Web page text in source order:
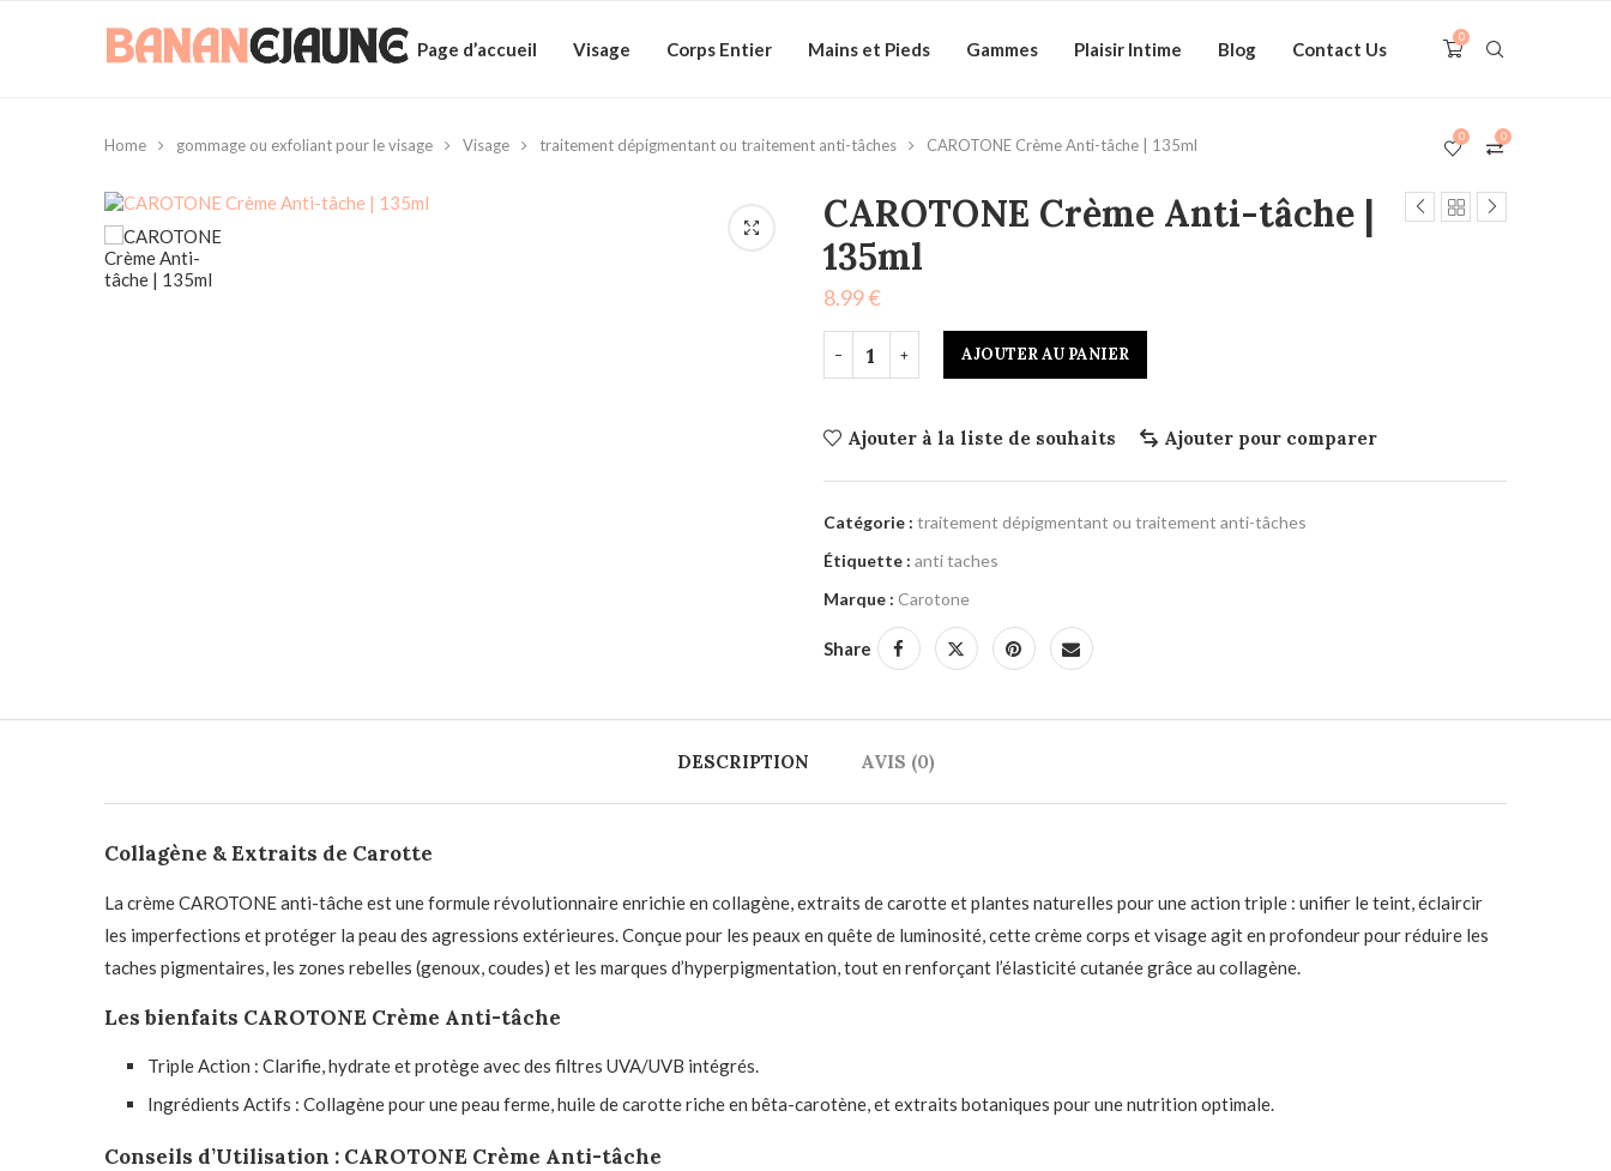
Page d’accueil Visage Corps Entier Mains et Pieds Gammes Plaisir Intime Blog Contact Us
0
0
0
Home gommage ou exfoliant pour le visage Visage traitement dépigmentant ou traitement anti-tâches CAROTONE Crème Anti-tâche | 135ml
CAROTONE Crème Anti-tâche |
135ml
8.99€
AJOUTER AU PANIER
Ajouter à la liste de souhaits Ajouter pour comparer
Catégorie : traitement dépigmentant ou traitement anti-tâches
Étiquette : anti taches
Marque : Carotone
Share
DESCRIPTION AVIS (0)
Collagène & Extraits de Carotte
La crème CAROTONE anti-tâche est une formule révolutionnaire enrichie en collagène, extraits de carotte et plantes naturelles pour une action triple : unifier le teint, éclaircir
les imperfections et protéger la peau des agressions extérieures. Conçue pour les peaux en quête de luminosité, cette crème corps et visage agit en profondeur pour réduire les
taches pigmentaires, les zones rebelles (genoux, coudes) et les marques d’hyperpigmentation, tout en renforçant l’élasticité cutanée grâce au collagène.
Les bienfaits CAROTONE Crème Anti-tâche
Triple Action : Clarifie, hydrate et protège avec des filtres UVA/UVB intégrés.
Ingrédients Actifs : Collagène pour une peau ferme, huile de carotte riche en bêta-carotène, et extraits botaniques pour une nutrition optimale.
Conseils d’Utilisation : CAROTONE Crème Anti-tâche